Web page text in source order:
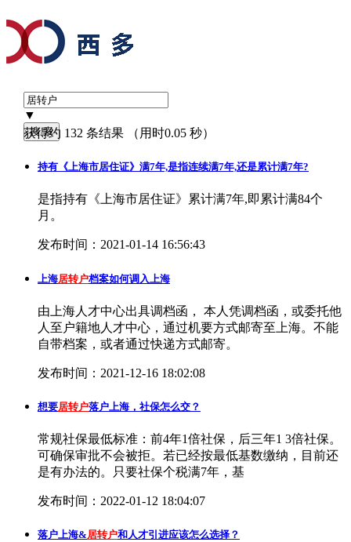
▼
获得约 132 条结果 （用时0.05 秒）
持有《上海市居住证》满7年,是指连续满7年,还是累计满7年?
是指持有《上海市居住证》累计满7年,即累计满84个
月。
发布时间：2021-01-14 16:56:43
上海居转户档案如何调入上海
由上海人才中心出具调档函， 本人凭调档函，或委托他
人至户籍地人才中心，通过机要方式邮寄至上海。不能
自带档案，或者通过快递方式邮寄。
发布时间：2021-12-16 18:02:08
想要居转户落户上海，社保怎么交？
常规社保最低标准：前4年1倍社保，后三年1 3倍社保。
可确保审批不会被拒。若已经按最低基数缴纳，目前还
是有办法的。只要社保个税满7年，基
发布时间：2022-01-12 18:04:07
落户上海&居转户和人才引进应该怎么选择？